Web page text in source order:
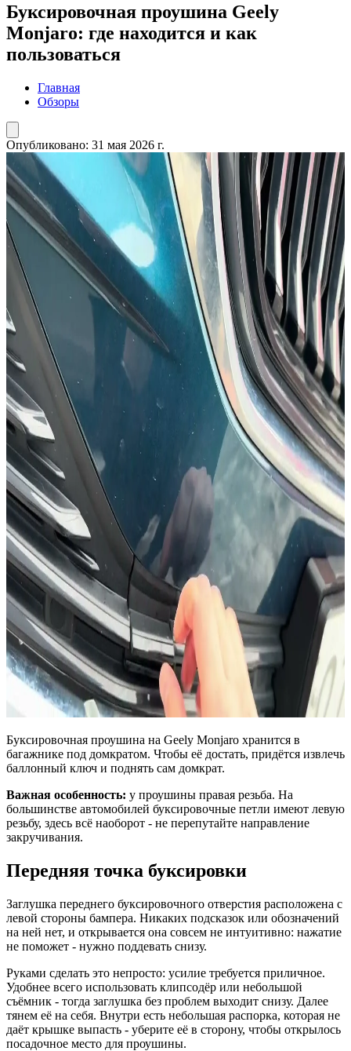
Буксировочная проушина Geely
Monjaro: где находится и как
пользоваться
Главная
Обзоры
Опубликовано: 31 мая 2026 г.
Буксировочная проушина на Geely Monjaro хранится в
багажнике под домкратом. Чтобы её достать, придётся извлечь
баллонный ключ и поднять сам домкрат.
Важная особенность: у проушины правая резьба. На
большинстве автомобилей буксировочные петли имеют левую
резьбу, здесь всё наоборот - не перепутайте направление
закручивания.
Передняя точка буксировки
Заглушка переднего буксировочного отверстия расположена с
левой стороны бампера. Никаких подсказок или обозначений
на ней нет, и открывается она совсем не интуитивно: нажатие
не поможет - нужно поддевать снизу.
Руками сделать это непросто: усилие требуется приличное.
Удобнее всего использовать клипсодёр или небольшой
съёмник - тогда заглушка без проблем выходит снизу. Далее
тянем её на себя. Внутри есть небольшая распорка, которая не
даёт крышке выпасть - уберите её в сторону, чтобы открылось
посадочное место для проушины.